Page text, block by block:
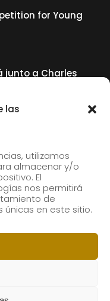
las
utilizamos
almacenar y/o
El
nos permitirá
de
únicas en este sitio.
for Young
junto a Charles
our news by